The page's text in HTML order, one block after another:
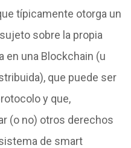
típicamente otorga un
sobre la propia
en una Blockchain (u
que puede ser
y que,
(o no) otros derechos
de smart